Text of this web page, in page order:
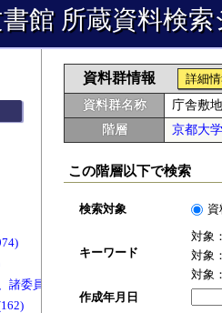
館 所蔵資料検
諸委員会等(1466)
資料群情報
詳細
資料群名称
庁舎敷
階層
京都大
この階層以下で検索
検索対象 資
キーワード
対象
対象
対象
作成年月日